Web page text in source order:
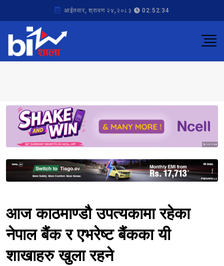
आईतवार, श्रावण २४,२०८३ 02:52:34
Sponsored
Sponsored
आज काठमाण्डौ उपत्यकामा रहेका
नेपाल बैंक र एभरेष्ट बैंकका यी
शाखाहरु खुला रहने